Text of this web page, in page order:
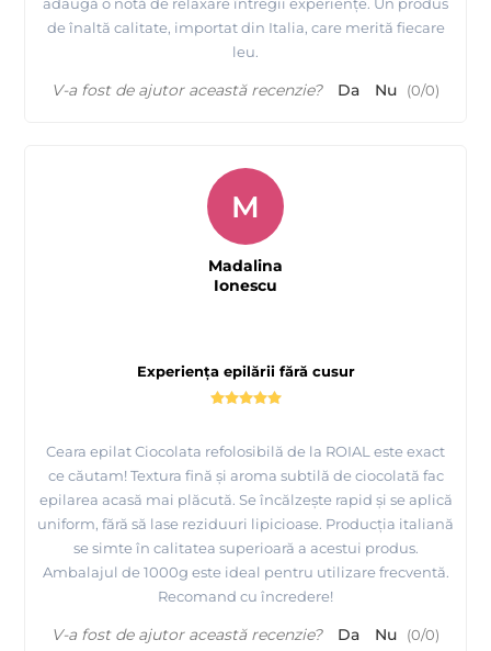
de înaltă calitate, importat din Italia, care merită fiecare
leu.
V-a fost de ajutor această recenzie? Da Nu (0/0)
Experiența epilării fără cusur
Ceara epilat Ciocolata refolosibilă de la ROIAL este exact
ce căutam! Textura fină și aroma subtilă de ciocolată fac
epilarea acasă mai plăcută. Se încălzește rapid și se aplică
uniform, fără să lase reziduuri lipicioase. Producția italiană
se simte în calitatea superioară a acestui produs.
Ambalajul de 1000g este ideal pentru utilizare frecventă.
Recomand cu încredere!
M
Madalina
Ionescu
V-a fost de ajutor această recenzie? Da Nu (0/0)